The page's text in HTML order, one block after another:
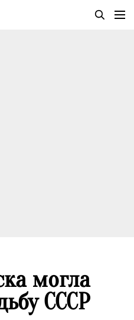
могла
СССР